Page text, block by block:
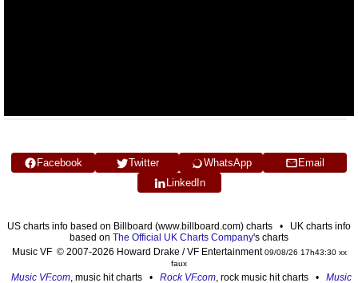
Facebook Twitter WhatsApp
Email
LinkedIn
US charts info based on Billboard (www.billboard.com) charts • UK charts info
based on The Official UK Charts Company's charts
Music VF © 2007-2026 Howard Drake / VF Entertainment09/08/26 17h43:30 xx
faux
Music VF.com, music hit charts • Rock VF.com, rock music hit charts • Music